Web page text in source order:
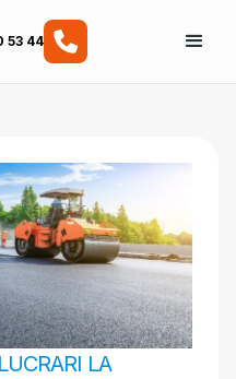
53 44
LA